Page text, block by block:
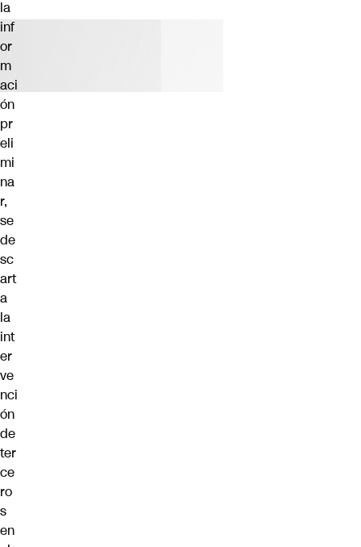
la
inf
or
m
aci
ón
pr
eli
mi
na
r,
se
de
sc
art
a
la
int
er
ve
nci
ón
de
ter
ce
ro
s
en